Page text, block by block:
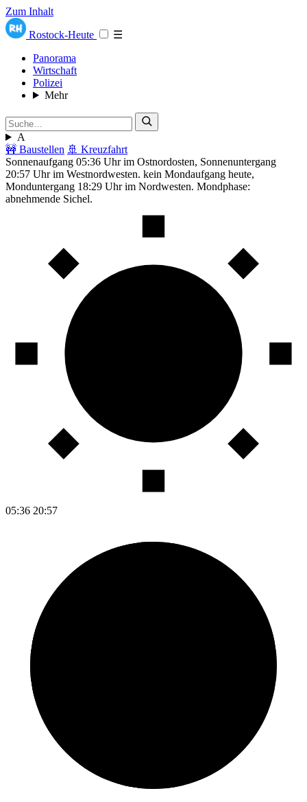
Zum Inhalt
Rostock-Heute
☰
Panorama
Wirtschaft
Polizei
Mehr
A
🚧 Baustellen 🚢 Kreuzfahrt
Sonnenaufgang 05:36 Uhr im Ostnordosten, Sonnenuntergang
20:57 Uhr im Westnordwesten. kein Mondaufgang heute,
Monduntergang 18:29 Uhr im Nordwesten. Mondphase:
abnehmende Sichel.
05:36 20:57